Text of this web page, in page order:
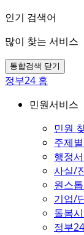
인기 검색어
많이 찾는 서비스
통합검색 닫기
정부24 홈
민원서비스
민원
주제
행정
사실/
원스
기업/
돌봄
정부